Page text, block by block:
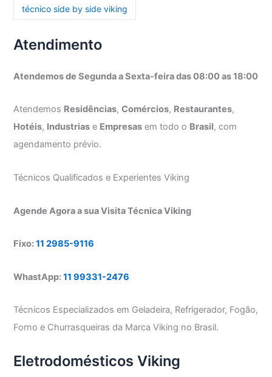
técnico side by side viking
Atendimento
Atendemos de Segunda a Sexta-feira das 08:00 as 18:00
Atendemos Residências,Comércios, Restaurantes,
Hotéis, Industrias e Empresas em todo o Brasil, com
agendamento prévio.
Técnicos Qualificados e Experientes Viking
Agende Agora a sua Visita Técnica Viking
Fixo:11 2985-9116
WhastApp:11 99331-2476
Técnicos Especializados em Geladeira, Refrigerador, Fogão,
Forno e Churrasqueiras da Marca Viking no Brasil.
Eletrodomésticos Viking